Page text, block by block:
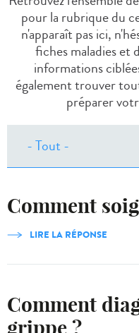
pour la rubrique du
n'apparaît pas ici,
fiches maladies et
informations
également trouver
préparer
Comment
LIRE LA RÉPONSE
Comment
grippe ?